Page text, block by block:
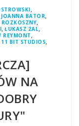
,
JOANNA BATOR,
ROZKOSZNY,
, ŁUKASZ ŻAL,
REYMONT ,
11 BIT STUDIOS,
NA